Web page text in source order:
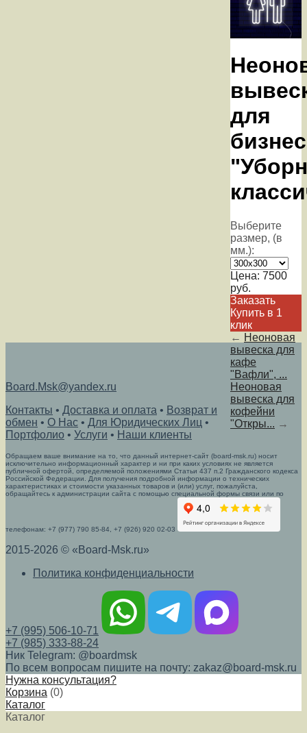
для
Выберите
размер, (в
мм.):
Цена: 7500
руб.
Заказать
Купить в 1
клик
← Неоновая
вывеска для
кафе
"Вафли", ...
Неоновая
вывеска для
кофейни
"Откры... →
Board.Msk@yandex.ru
Контакты • Доставка и оплата • Возврат и
обмен • О Нас • Для Юридических Лиц •
Портфолио • Услуги • Наши клиенты
Обращаем ваше внимание на то, что данный интернет-сайт (board-msk.ru) носит
исключительно информационный характер и ни при каких условиях не является
публичной офертой, определяемой положениями Статьи 437 п.2 Гражданского кодекса
Российской Федерации. Для получения подробной информации о технических
характеристиках и стоимости указанных товаров и (или) услуг, пожалуйста,
обращайтесь к администрации сайта с помощью специальной формы связи или по
телефонам: +7 (977) 790 85-84, +7 (926) 920 02-03
2015-2026 © «Board-Msk.ru»
Политика конфиденциальности
+7 (995) 506-10-71
+7 (985) 333-88-24
Ник Telegram: @boardmsk
По всем вопросам пишите на почту: zakaz@board-msk.ru
Нужна консультация?
Корзина (0)
Каталог
Каталог